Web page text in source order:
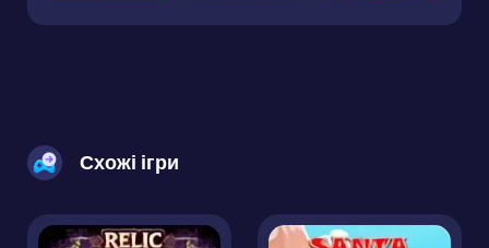
Схожі ігри